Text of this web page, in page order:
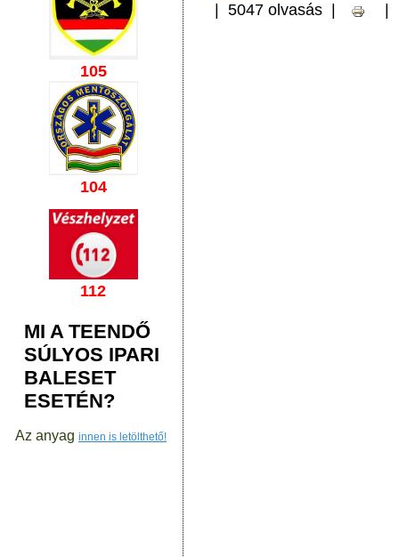
105
104
112
MI A TEENDŐ
SÚLYOS IPARI
BALESET
ESETÉN?
Az anyag innen is letölthető!
5047 olvasás